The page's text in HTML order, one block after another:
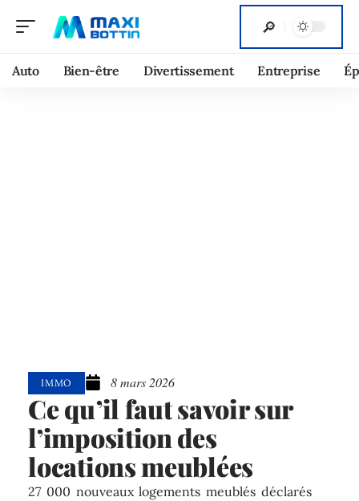
Auto Bien-être Divertissement Entreprise
IMMO 8 mars 2026
Ce qu’il faut savoir sur
l’imposition des
locations meublées
27 000 nouveaux logements meublés déclarés